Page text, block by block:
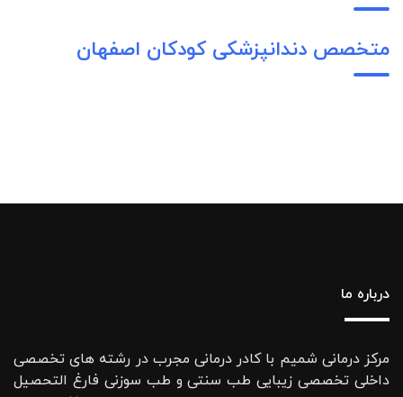
متخصص دندانپزشکی کودکان اصفهان
درباره ما
مرکز درمانی شمیم با کادر درمانی مجرب در رشته های تخصصی
داخلی تخصصی زیبایی طب سنتی و طب سوزنی فارغ التحصیل